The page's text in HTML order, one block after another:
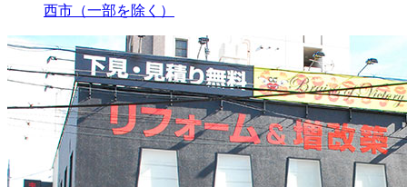
西市（一部を除く）